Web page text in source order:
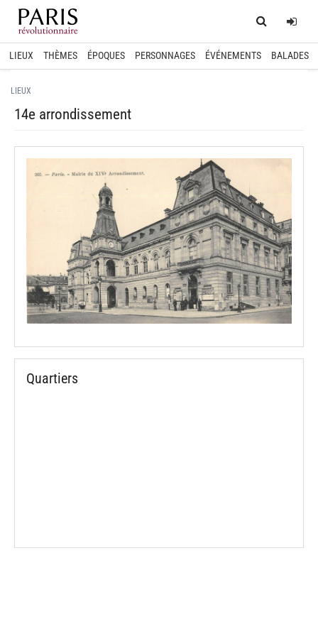
Home
LIEUX THÈMES ÉPOQUES PERSONNAGES ÉVÉNEMENTS BALADES
LIEUX
14e arrondissement
Quartiers